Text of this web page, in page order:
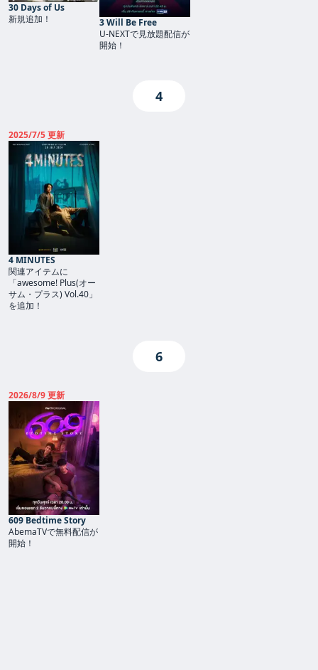
30 Days of Us
新規追加！
3 Will Be Free
U-NEXTで見放題配信が
開始！
4
2025/7/5 更新
4 MINUTES
関連アイテムに
「awesome! Plus(オー
サム・プラス) Vol.40」
を追加！
6
2026/8/9 更新
609 Bedtime Story
AbemaTVで無料配信が
開始！